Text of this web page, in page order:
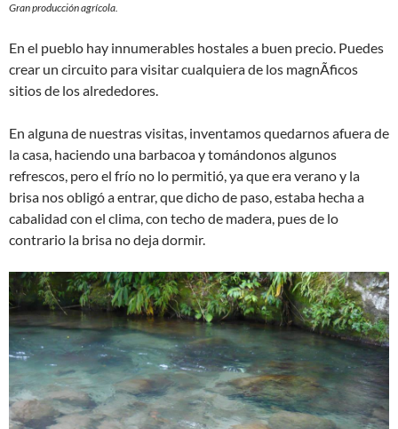
Gran producción agrícola.
En el pueblo hay innumerables hostales a buen precio. Puedes
crear un circuito para visitar cualquiera de los magnÃ­ficos
sitios de los alrededores.
En alguna de nuestras visitas, inventamos quedarnos afuera de
la casa, haciendo una barbacoa y tomándonos algunos
refrescos, pero el frío no lo permitió, ya que era verano y la
brisa nos obligó a entrar, que dicho de paso, estaba hecha a
cabalidad con el clima, con techo de madera, pues de lo
contrario la brisa no deja dormir.